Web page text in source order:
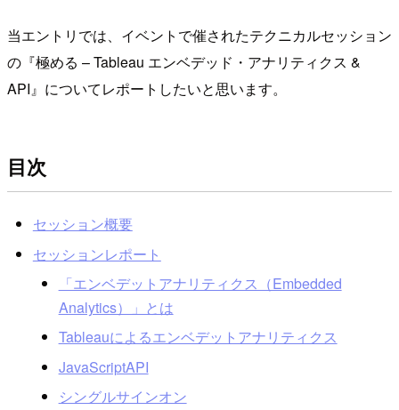
当エントリでは、イベントで催されたテクニカルセッション
の『極める – Tableau エンベデッド・アナリティクス &
API』についてレポートしたいと思います。
目次
セッション概要
セッションレポート
「エンベデットアナリティクス（Embedded
Analytics）」とは
Tableauによるエンベデットアナリティクス
JavaScriptAPI
シングルサインオン